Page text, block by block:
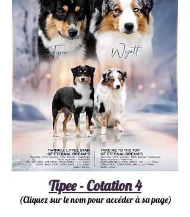
Tipee - Cotation 4
(Cliquez sur le nom pour accéder à sa page)